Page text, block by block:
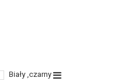
Biały ,czarny